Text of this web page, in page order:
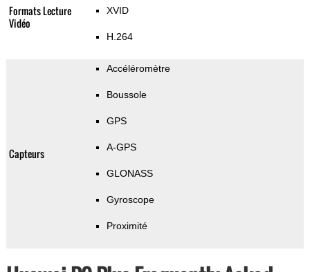
Formats Lecture
Vidéo
XVID
H.264
Capteurs
Accéléromètre
Boussole
GPS
A-GPS
GLONASS
Gyroscope
Proximité